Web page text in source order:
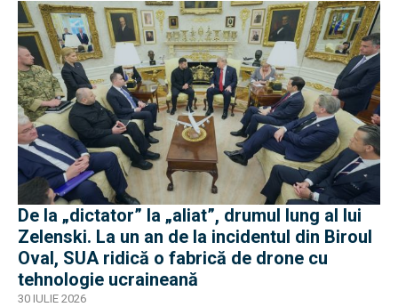
De la „dictator” la „aliat”, drumul lung al lui
Zelenski. La un an de la incidentul din Biroul
Oval, SUA ridică o fabrică de drone cu
tehnologie ucraineană
30 IULIE 2026